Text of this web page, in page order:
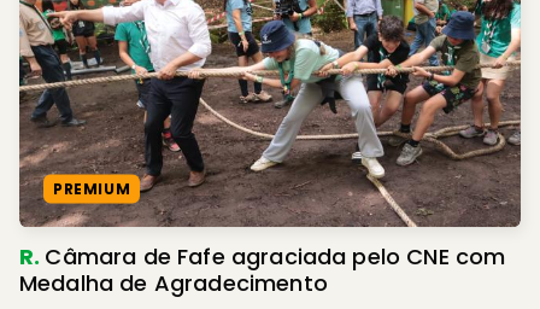
PREMIUM
R. Câmara de Fafe agraciada pelo CNE com
Medalha de Agradecimento